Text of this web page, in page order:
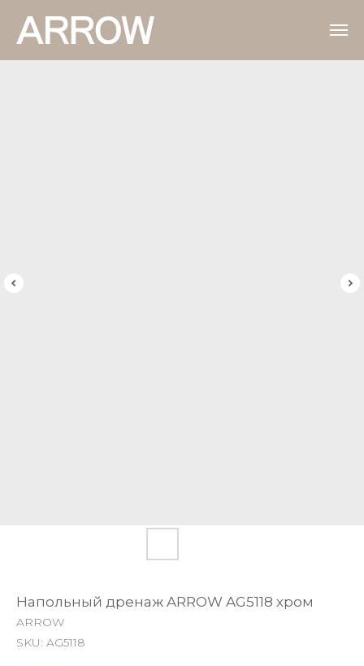
Напольный дренаж ARROW AG5118 хром
ARROW
SKU: AG5118